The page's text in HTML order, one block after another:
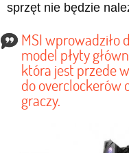
sprzęt nie będzie
MSI wprowadziło
model płyty
która jest przede
do overclockerów
graczy.